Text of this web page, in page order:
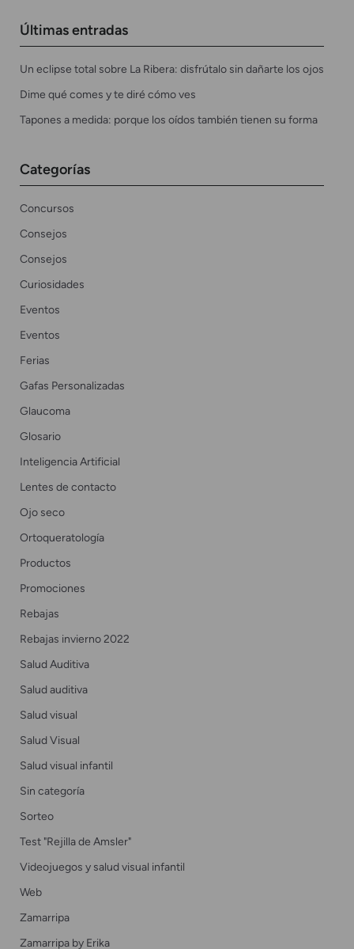
Últimas entradas
Un eclipse total sobre La Ribera: disfrútalo sin dañarte los ojos
Dime qué comes y te diré cómo ves
Tapones a medida: porque los oídos también tienen su forma
Categorías
Concursos
Consejos
Consejos
Curiosidades
Eventos
Eventos
Ferias
Gafas Personalizadas
Glaucoma
Glosario
Inteligencia Artificial
Lentes de contacto
Ojo seco
Ortoqueratología
Productos
Promociones
Rebajas
Rebajas invierno 2022
Salud Auditiva
Salud auditiva
Salud visual
Salud Visual
Salud visual infantil
Sin categoría
Sorteo
Test "Rejilla de Amsler"
Videojuegos y salud visual infantil
Web
Zamarripa
Zamarripa by Erika